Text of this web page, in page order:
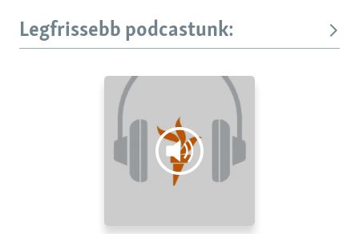
Legfrissebb podcastunk: